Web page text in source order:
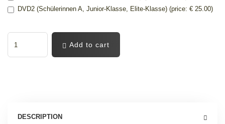
DVD2 (Schülerinnen A, Junior-Klasse, Elite-Klasse) (price: € 25.00)
Add to cart
DESCRIPTION